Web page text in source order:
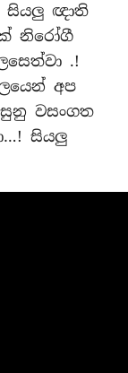
සියලු ඥාති
නිරෝගී
.!
අප
වසංගත
සියලු